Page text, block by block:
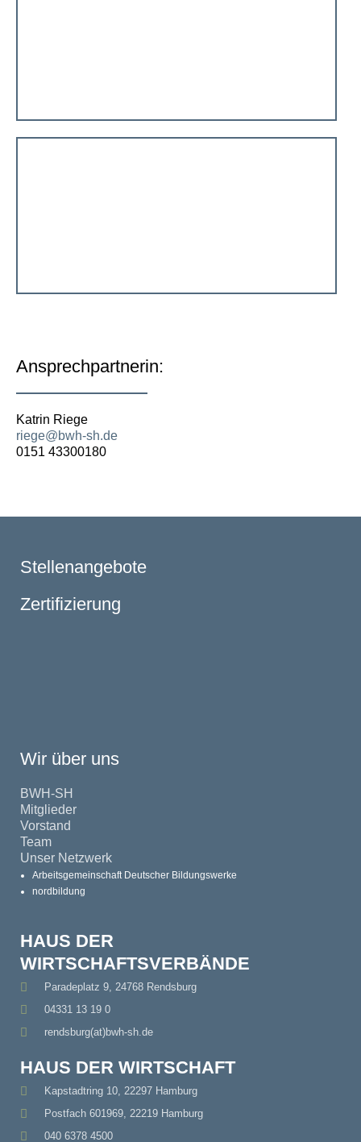
Ansprechpartnerin:
Katrin Riege
riege@bwh-sh.de
0151 43300180
HAUS DER
WIRTSCHAFTSVERBÄNDE
Paradeplatz 9, 24768 Rendsburg
04331 13 19 0
rendsburg(at)bwh-sh.de
HAUS DER WIRTSCHAFT
Kapstadtring 10, 22297 Hamburg
Postfach 601969, 22219 Hamburg
040 6378 4500
Wir über uns
BWH-SH
Mitglieder
Vorstand
Team
Unser Netzwerk
Arbeitsgemeinschaft Deutscher Bildungswerke
nordbildung
Stellenangebote
Zertifizierung